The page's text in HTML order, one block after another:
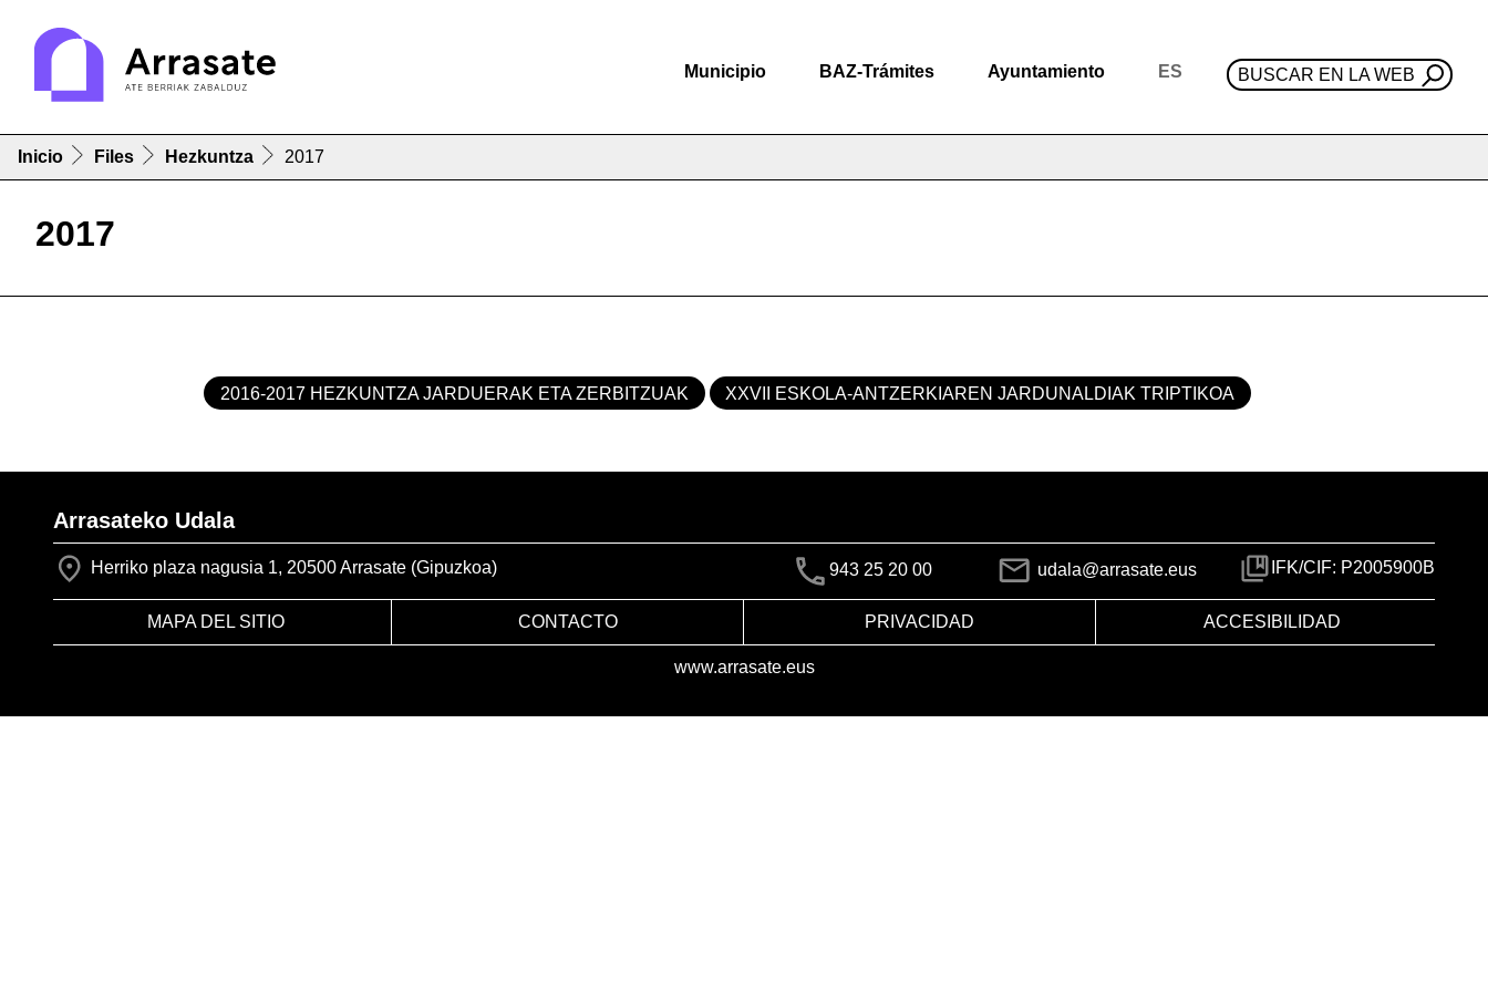
Municipio BAZ-Trámites Ayuntamiento ES BUSCAR EN LA WEB
Inicio Files Hezkuntza 2017
2017
2016-2017 HEZKUNTZA JARDUERAK ETA ZERBITZUAK XXVII ESKOLA-ANTZERKIAREN JARDUNALDIAK TRIPTIKOA
Arrasateko Udala
Herriko plaza nagusia 1, 20500 Arrasate (Gipuzkoa) 943 25 20 00 udala@arrasate.eus IFK/CIF: P2005900B
MAPA DEL SITIO CONTACTO PRIVACIDAD ACCESIBILIDAD
www.arrasate.eus